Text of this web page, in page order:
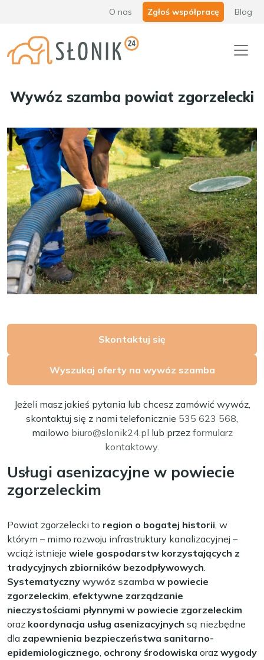
O nas Zgłoś współpracę Blog
Wywóz szamba powiat zgorzelecki
Skontaktuj się
Wyszukaj oferty na wywóz szamba
Jeżeli masz jakieś pytania lub chcesz zamówić wywóz,
skontaktuj się z nami telefonicznie 535 623 568,
mailowo biuro@slonik24.pl lub przez formularz
kontaktowy.
Usługi asenizacyjne w powiecie
zgorzeleckim
Powiat zgorzelecki to region o bogatej historii, w
którym – mimo rozwoju infrastruktury kanalizacyjnej –
wciąż istnieje wiele gospodarstw korzystających z
tradycyjnych zbiorników bezodpływowych.
Systematyczny wywóz szamba w powiecie
zgorzeleckim, efektywne zarządzanie
nieczystościami płynnymi w powiecie zgorzeleckim
oraz koordynacja usług asenizacyjnych są niezbędne
dla zapewnienia bezpieczeństwa sanitarno-
epidemiologicznego, ochrony środowiska oraz wygody